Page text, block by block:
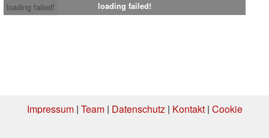
loading failed!
loading failed!
Impressum| Team| Datenschutz| Kontakt| Cookie